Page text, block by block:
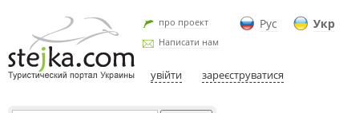
Рус Укр
про проект
Написати нам
увійти зареєструватися